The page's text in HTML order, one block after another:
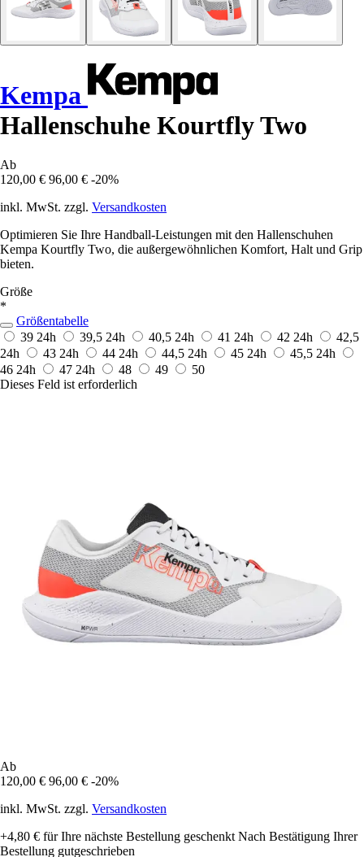
Kempa
Hallenschuhe Kourtfly Two
Ab
120,00 € 96,00 € -20%
inkl. MwSt. zzgl. Versandkosten
Optimieren Sie Ihre Handball-Leistungen mit den Hallenschuhen
Kempa Kourtfly Two, die außergewöhnlichen Komfort, Halt und Grip
bieten.
Größe
*
Größentabelle
39 24h 39,5 24h 40,5 24h 41 24h 42 24h
42,5
24h
43 24h 44 24h 44,5 24h 45 24h 45,5 24h
46 24h 47 24h 48 49
50
Dieses Feld ist erforderlich
Ab
120,00 € 96,00 € -20%
inkl. MwSt. zzgl. Versandkosten
+4,80 € für Ihre nächste Bestellung geschenkt Nach Bestätigung Ihrer
Bestellung gutgeschrieben